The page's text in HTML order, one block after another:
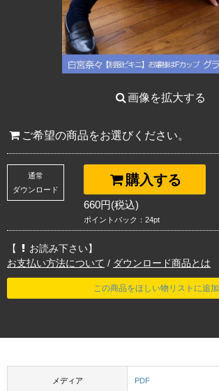
画像を拡大する
ご希望の商品をお選びください。
購入する
通常
ダウンロード
660円(税込)
ポイントバック：24pt
【
お読み下さい】
お支払い方法について / ダウンロード商品とは
この商品をほしい物リストに追加
メディア PDF